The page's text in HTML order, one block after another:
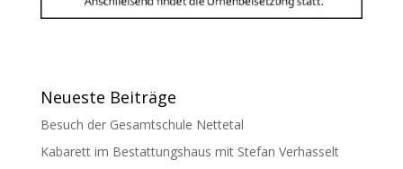
Neueste Beiträge
Besuch der Gesamtschule Nettetal
Kabarett im Bestattungshaus mit Stefan Verhasselt